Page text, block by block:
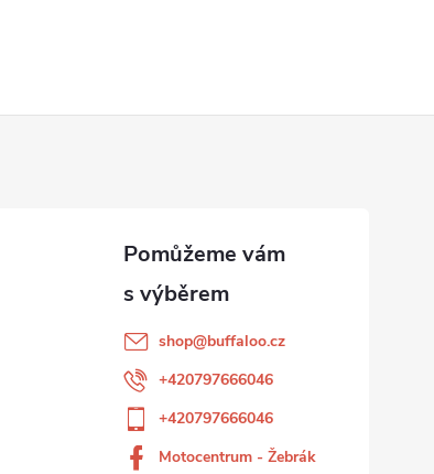
shop@buffaloo.cz
+420797666046
+420797666046
Motocentrum - Žebrák